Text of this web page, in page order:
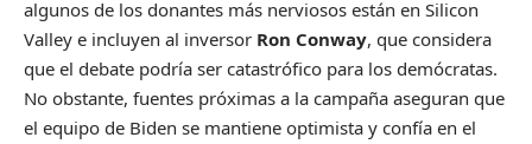
algunos de los donantes más nerviosos están en Silicon
Valley e incluyen al inversor Ron Conway, que considera
que el debate podría ser catastrófico para los demócratas.
No obstante, fuentes próximas a la campaña aseguran que
el equipo de Biden se mantiene optimista y confía en el